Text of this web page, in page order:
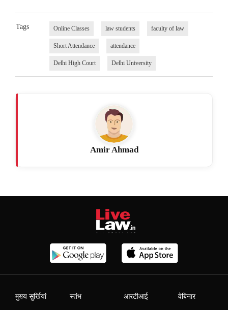
Tags Online Classes law students faculty of law
Short Attendance attendance
Delhi High Court Delhi University
Amir Ahmad
मुख्य सुर्खियां स्तंभ आरटीआई वेबिनार